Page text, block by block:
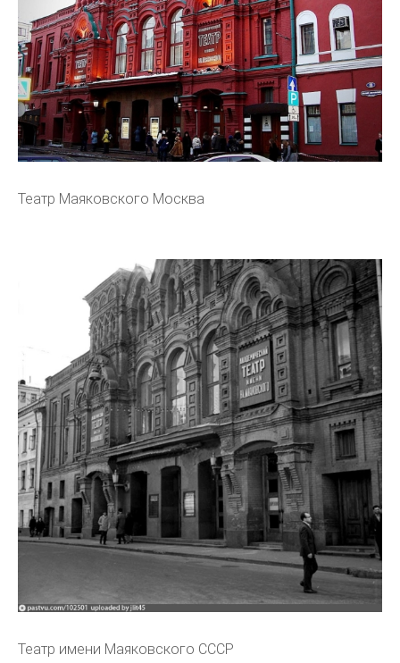
Театр Маяковского Москва
Театр имени Маяковского СССР